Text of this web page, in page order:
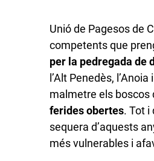
Unió de Pagesos de
competents que
per la pedregada de
l’Alt Penedès,
malmetre els boscos
ferides obertes. Tot i
sequera d’aquests
més vulnerables i